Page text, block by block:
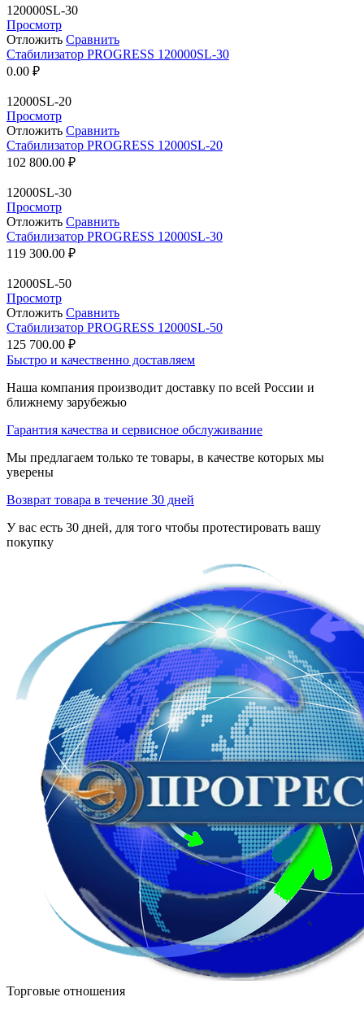
120000SL-30
Просмотр
Отложить Сравнить
Стабилизатор PROGRESS 120000SL-30
0.00 ₽
12000SL-20
Просмотр
Отложить Сравнить
Стабилизатор PROGRESS 12000SL-20
102 800.00 ₽
12000SL-30
Просмотр
Отложить Сравнить
Стабилизатор PROGRESS 12000SL-30
119 300.00 ₽
12000SL-50
Просмотр
Отложить Сравнить
Стабилизатор PROGRESS 12000SL-50
125 700.00 ₽
Быстро и качественно доставляем
Наша компания производит доставку по всей России и
ближнему зарубежью
Гарантия качества и сервисное обслуживание
Мы предлагаем только те товары, в качестве которых мы
уверены
Возврат товара в течение 30 дней
У вас есть 30 дней, для того чтобы протестировать вашу
покупку
Торговые отношения